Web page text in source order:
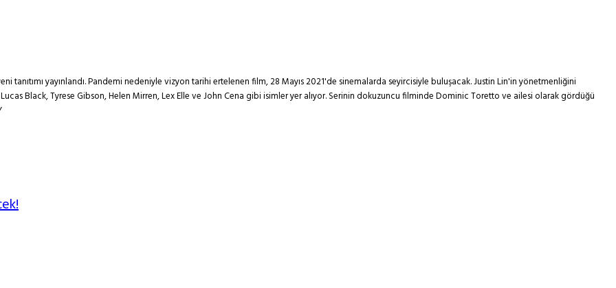
tanıtımı yayınlandı. Pandemi nedeniyle vizyon tarihi ertelenen film, 28 Mayıs 2021'de sinemalarda seyircisiyle buluşacak. Justin Lin'in yönetmenliğini
Black, Tyrese Gibson, Helen Mirren, Lex Elle ve John Cena gibi isimler yer alıyor. Serinin dokuzuncu filminde Dominic Toretto ve ailesi olarak gördüğü